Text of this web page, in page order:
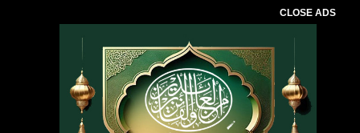
CLOSE ADS